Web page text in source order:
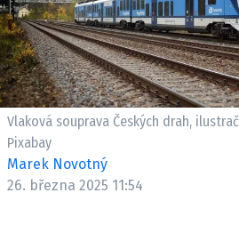
SLEDUJTE NÁS NA|
Máte příběh, fotku
Pošlete e-mail na
Vlaková souprava Českých drah,
Pixabay
Marek Novotný
26. března 2025 11:54